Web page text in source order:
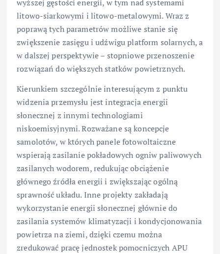
wyższej gęstości energii, w tym nad systemami
litowo-siarkowymi i litowo-metalowymi. Wraz z
poprawą tych parametrów możliwe stanie się
zwiększenie zasięgu i udźwigu platform solarnych, a
w dalszej perspektywie – stopniowe przenoszenie
rozwiązań do większych statków powietrznych.
Kierunkiem szczególnie interesującym z punktu
widzenia przemysłu jest integracja energii
słonecznej z innymi technologiami
niskoemisyjnymi. Rozważane są koncepcje
samolotów, w których panele fotowoltaiczne
wspierają zasilanie pokładowych ogniw paliwowych
zasilanych wodorem, redukując obciążenie
głównego źródła energii i zwiększając ogólną
sprawność układu. Inne projekty zakładają
wykorzystanie energii słonecznej głównie do
zasilania systemów klimatyzacji i kondycjonowania
powietrza na ziemi, dzięki czemu można
zredukować pracę jednostek pomocniczych APU